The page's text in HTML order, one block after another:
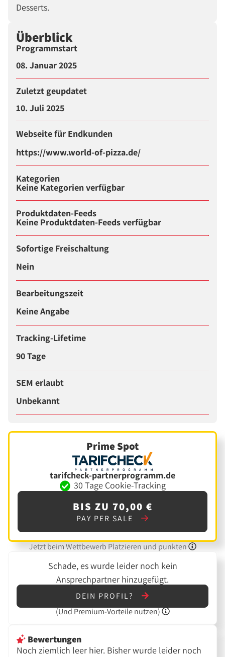
Desserts.
Überblick
Programmstart
08. Januar 2025
Zuletzt geupdatet
10. Juli 2025
Webseite für Endkunden
https://www.world-of-pizza.de/
Kategorien
Keine Kategorien verfügbar
Produktdaten-Feeds
Keine Produktdaten-Feeds verfügbar
Sofortige Freischaltung
Nein
Bearbeitungszeit
Keine Angabe
Tracking-Lifetime
90 Tage
SEM erlaubt
Unbekannt
Prime Spot
tarifcheck-partnerprogramm.de
30 Tage Cookie-Tracking
BIS ZU 70,00 €
PAY PER SALE
Jetzt beim Wettbewerb Platzieren und punkten
Schade, es wurde leider noch kein
Ansprechpartner hinzugefügt.
DEIN PROFIL?
(UndPremium-Vorteile nutzen)
Bewertungen
Noch ziemlich leer hier. Bisher wurde leider noch